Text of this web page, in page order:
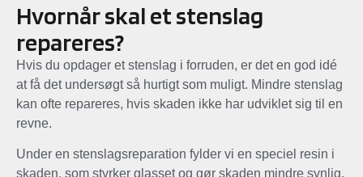
Hvornår skal et stenslag
repareres?
Hvis du opdager et stenslag i forruden, er det en god idé
at få det undersøgt så hurtigt som muligt. Mindre stenslag
kan ofte repareres, hvis skaden ikke har udviklet sig til en
revne.
Under en stenslagsreparation fylder vi en speciel resin i
skaden, som styrker glasset og gør skaden mindre synlig.